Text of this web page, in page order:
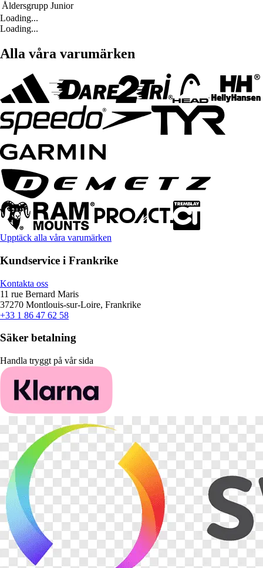
Åldersgrupp Junior
Loading...
Loading...
Alla våra varumärken
Upptäck alla våra varumärken
Kundservice i Frankrike
Kontakta oss
11 rue Bernard Maris
37270 Montlouis-sur-Loire, Frankrike
+33 1 86 47 62 58
Säker betalning
Handla tryggt på vår sida